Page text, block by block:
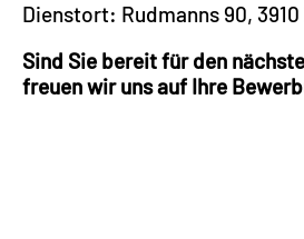
Dienstort: Rudmanns 90,
Sind Sie bereit für den
freuen wir uns auf Ihre